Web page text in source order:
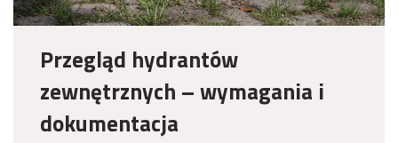
Przegląd hydrantów
zewnętrznych – wymagania i
dokumentacja